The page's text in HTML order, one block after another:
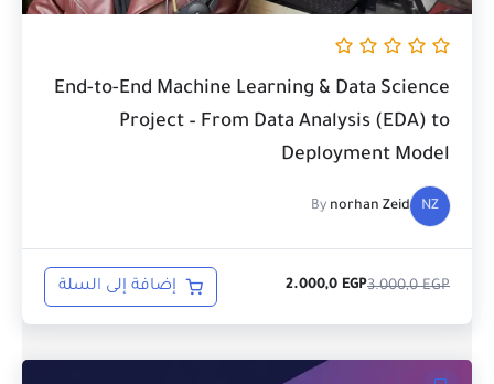
End-to-End Machine Learning & Data Science
Project – From Data Analysis (EDA) to
Deployment Model
NZ
By norhan Zeid
3.000,0EGP
2.000,0 EGP إضافة إلى السلة